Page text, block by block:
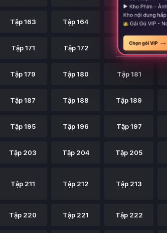
Tập 163 Tập 164 Tập 165
Tập 171 Tập 172 Tập 173
Tập 179 Tập 180 Tập 181
Tập 187 Tập 188 Tập 189
Tập 195 Tập 196 Tập 197
Tập 203 Tập 204 Tập 205
Tập 211 Tập 212 Tập 213
Tập 220 Tập 221 Tập 222